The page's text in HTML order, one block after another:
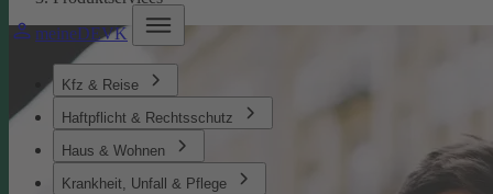
meineDEVK
Kfz & Reise
Haftpflicht & Rechtsschutz
Haus & Wohnen
Krankheit, Unfall & Pflege